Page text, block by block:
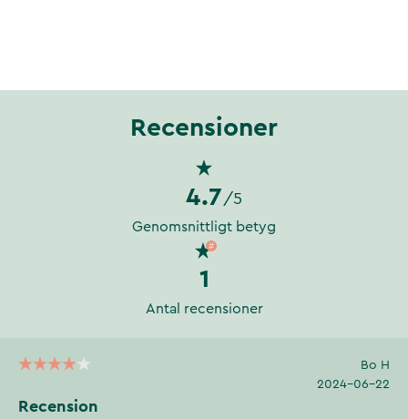
Recensioner
4.7 /5
Genomsnittligt betyg
1
Antal recensioner
Bo H
2024-06-22
Recension